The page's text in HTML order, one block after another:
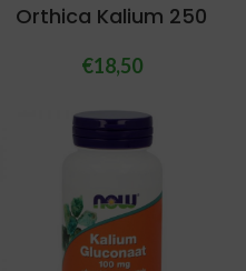
Orthica Kalium 250
€18,50